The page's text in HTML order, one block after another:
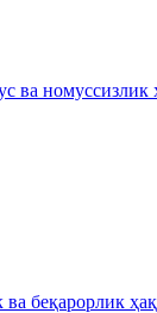
ва номуссизлик
ва беқарорлик